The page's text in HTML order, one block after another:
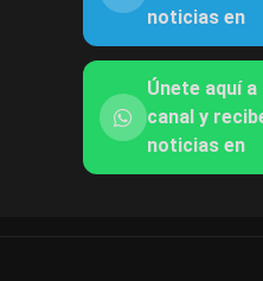
noticias en
Únete aquí
canal y
noticias en